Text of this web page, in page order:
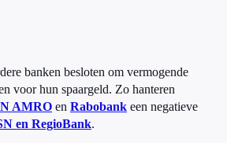
banken besloten om vermogende
voor hun spaargeld. Zo hanteren
AMRO en Rabobank een negatieve
en RegioBank.